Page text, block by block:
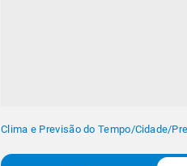
Clima e Previsão do Tempo/Cidade/